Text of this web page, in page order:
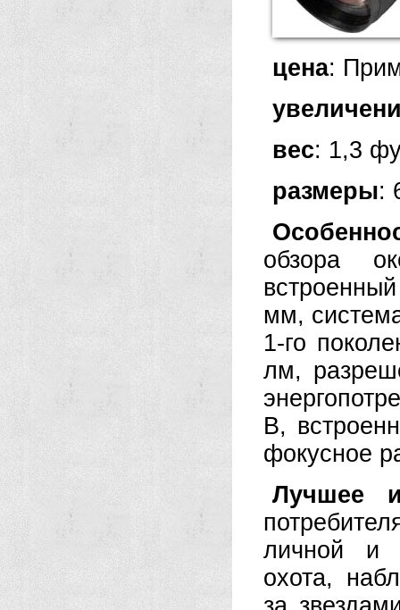
цена:
вес: 1,3
размеры:
обзора
мм,
1-го
лм,
В,
фокусное
Лучшее
личной и
охота,